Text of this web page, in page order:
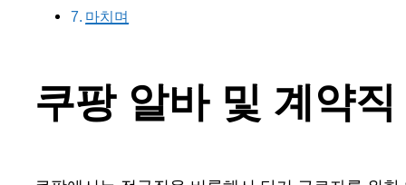
마치며
쿠팡 알바 및 계약